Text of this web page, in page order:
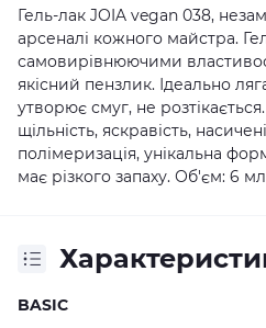
Гель-лак JOIA vegan 038,
арсеналі кожного майстра.
самовирівнюючими
якісний пензлик. Ідеально
утворює смуг, не
щільність, яскравість,
полімеризація, унікальна
має різкого запаху. Об'єм: 6
BASIC